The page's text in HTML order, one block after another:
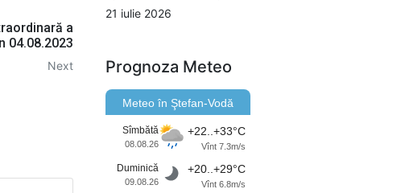
a
04.08.2023
Next
21 iulie 2026
Prognoza Meteo
Meteo în Ştefan-Vodă
Sîmbătă
08.08.26
+22..+33°C
Vînt 7.3m/s
Duminică
09.08.26
+20..+29°C
Vînt 6.8m/s